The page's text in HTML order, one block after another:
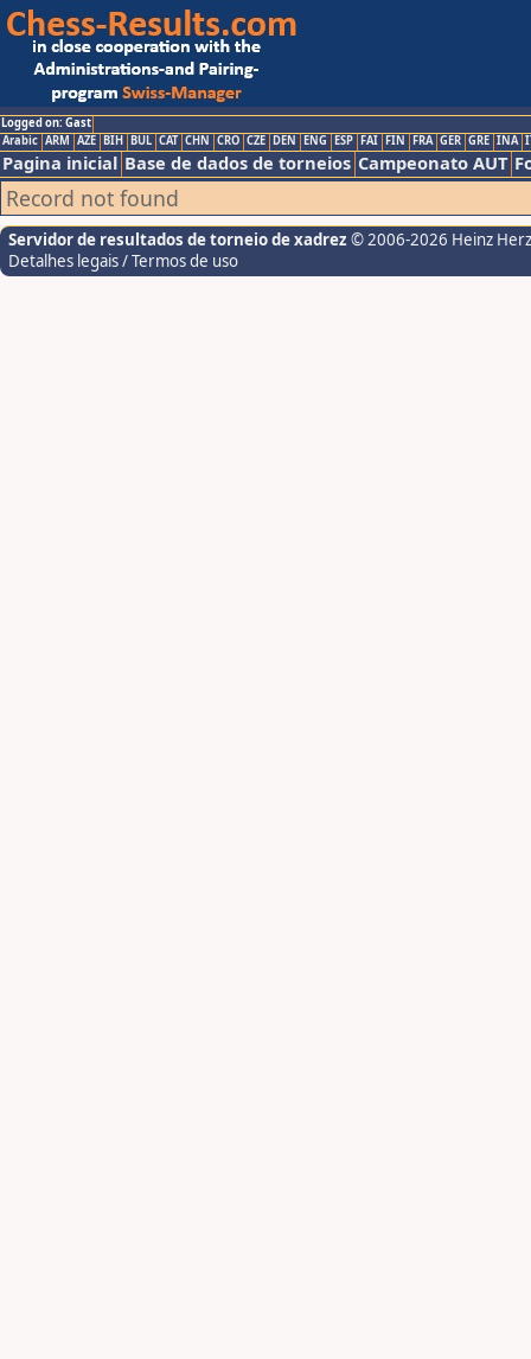
Logged on: Gast
Arabic ARM AZE BIH BUL CAT CHN CRO CZE DEN ENG ESP FAI FIN FRA GER GRE INA
Pagina inicial Base de dados de torneios Campeonato AUT
Record not found
Servidor de resultados de torneio de xadrez © 2006-2026 Heinz
Detalhes legais / Termos de uso